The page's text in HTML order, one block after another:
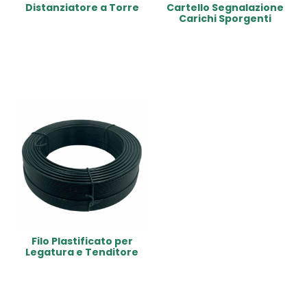
Distanziatore a Torre
Cartello Segnalazione
Carichi Sporgenti
Filo Plastificato per
Legatura e Tenditore